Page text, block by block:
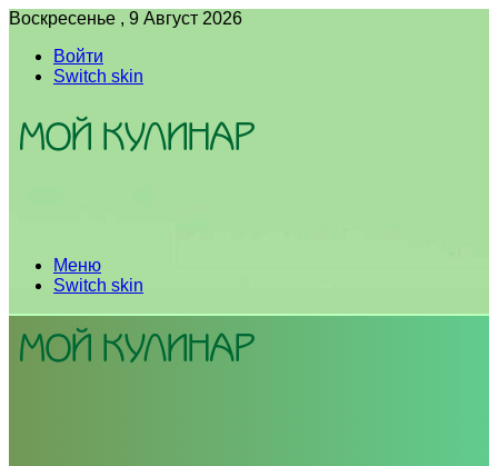
Воскресенье , 9 Август 2026
Войти
Switch skin
Меню
Switch skin